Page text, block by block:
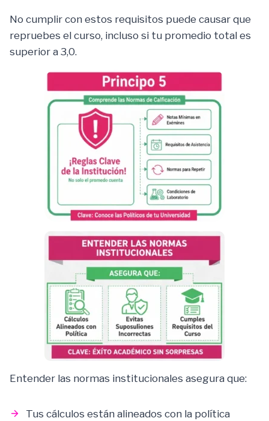
No cumplir con estos requisitos puede causar que
repruebes el curso, incluso si tu promedio total es
superior a 3,0.
Entender las normas institucionales asegura que:
Tus cálculos están alineados con la política